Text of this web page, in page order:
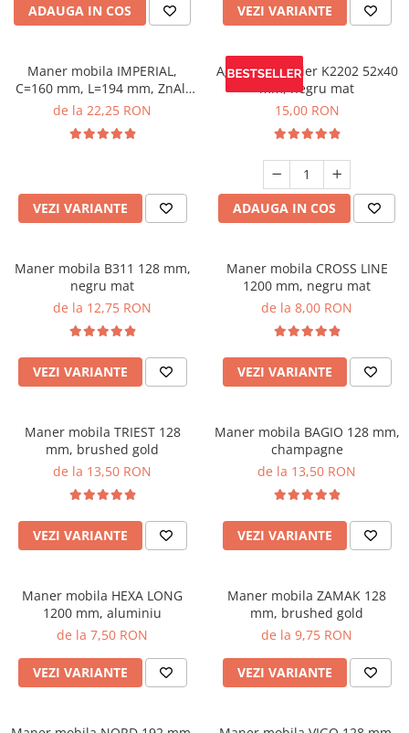
ADAUGA IN COS VEZI VARIANTE
Maner mobila IMPERIAL,
C=160 mm, L=194 mm, ZnAl,
brushed gold
de la 22,25 RON
VEZI VARIANTE
Agatatoare cuier K2202 52x40
mm, negru mat
15,00 RON
ADAUGA IN COS
Maner mobila B311 128 mm,
negru mat
de la 12,75 RON
VEZI VARIANTE
Maner mobila CROSS LINE
1200 mm, negru mat
de la 8,00 RON
VEZI VARIANTE
Maner mobila TRIEST 128
mm, brushed gold
de la 13,50 RON
VEZI VARIANTE
Maner mobila BAGIO 128 mm,
champagne
de la 13,50 RON
VEZI VARIANTE
Maner mobila HEXA LONG
1200 mm, aluminiu
de la 7,50 RON
VEZI VARIANTE
Maner mobila ZAMAK 128
mm, brushed gold
de la 9,75 RON
VEZI VARIANTE